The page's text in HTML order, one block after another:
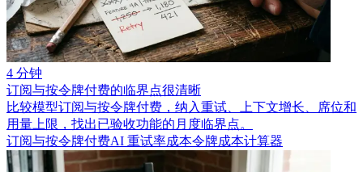
4 分钟
订阅与按令牌付费的临界点很清晰
比较模型订阅与按令牌付费，纳入重试、上下文增长、席位和
用量上限，找出已验收功能的月度临界点。
订阅与按令牌付费AI 重试率成本令牌成本计算器